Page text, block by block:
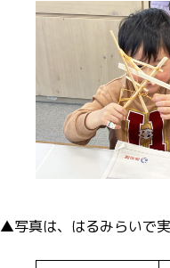
▲写真は、はるみらいで